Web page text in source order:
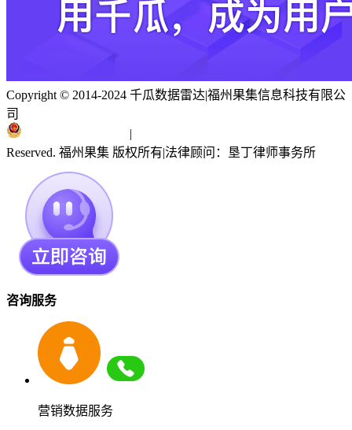
Copyright © 2014-2024 千瓜数据雷达|福州果集信息科技有限公
司
|
Reserved. 福州果集 版权所有|法律顾问：垦丁律师事务所
咨询服务
营销数据服务